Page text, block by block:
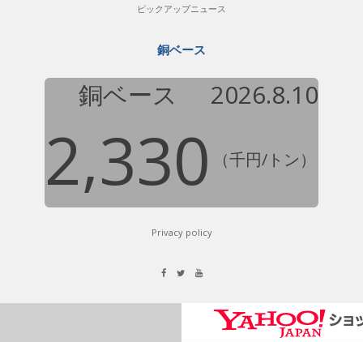
ピックアップニュース
銅ベース
銅ベース 2026.8.10
2,330 （千円/トン）
Privacy policy